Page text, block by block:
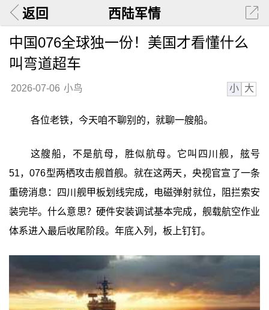
返回 西陆军情
中国076全球独一份！美国才看懂什么
叫弯道超车
2026-07-06 小鸟 小 大
各位老铁，今天咱不聊别的，就聊一艘船。
这艘船，不是航母，胜似航母。它叫四川舰，舷号
51，076型两栖攻击舰首舰。就在这两天，央视官宣了一条
重磅消息：四川舰甲板划线完成，电磁弹射就位，阻拦索安
装完毕。什么意思？硬件安装调试基本完成，舰载航空作业
体系进入最后收尾阶段。年底入列，板上钉钉。